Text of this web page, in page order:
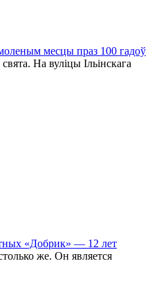
месцы праз 100 гадоў
На вуліцы Ільінскага
«Добрик» — 12 лет
же. Он является